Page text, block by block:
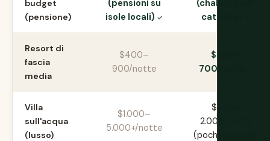
budget
(pensione)
(pensioni su
isole locali)
(chalets self-
catering)
Resort di
fascia
media
$400–
900/notte
$300–
700/notte
Villa
sull'acqua
(lusso)
$1.000–
5.000+/notte
$600–
2.000/notte
(poche opzioni)